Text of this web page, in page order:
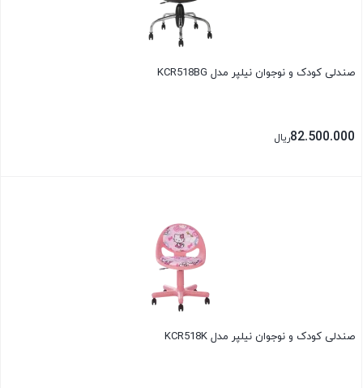
صندلی کودک و نوجوان نیلپر مدل KCR518BG
82.500.000ریال
صندلی کودک و نوجوان نیلپر مدل KCR518K